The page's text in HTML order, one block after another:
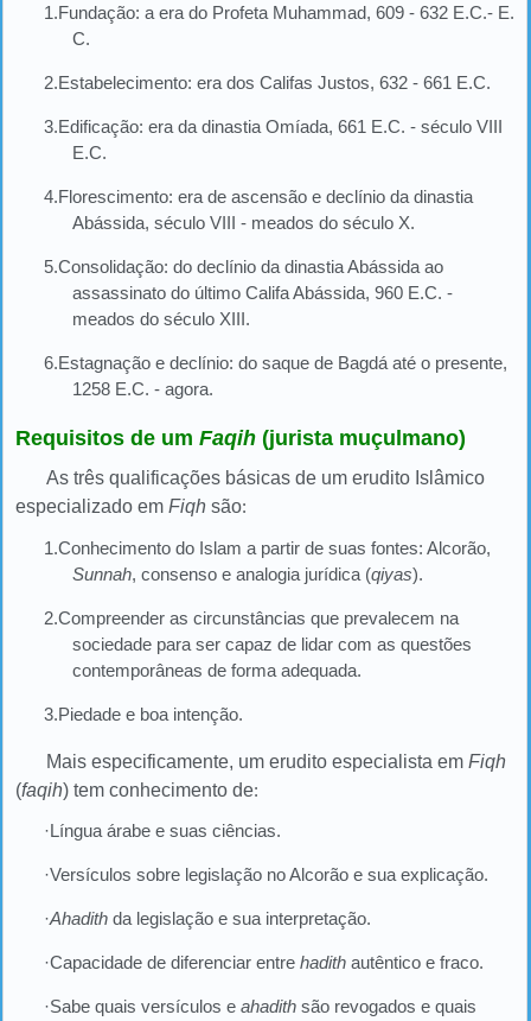
1.Fundação: a era do Profeta Muhammad, 609 - 632 E.C.- E.
C.
2.Estabelecimento: era dos Califas Justos, 632 - 661 E.C.
3.Edificação: era da dinastia Omíada, 661 E.C. - século VIII
E.C.
4.Florescimento: era de ascensão e declínio da dinastia
Abássida, século VIII - meados do século X.
5.Consolidação: do declínio da dinastia Abássida ao
assassinato do último Califa Abássida, 960 E.C. -
meados do século XIII.
6.Estagnação e declínio: do saque de Bagdá até o presente,
1258 E.C. - agora.
Requisitos de um Faqih (jurista muçulmano)
As três qualificações básicas de um erudito Islâmico
especializado em Fiqh são:
1.Conhecimento do Islam a partir de suas fontes: Alcorão,
Sunnah, consenso e analogia jurídica (qiyas).
2.Compreender as circunstâncias que prevalecem na
sociedade para ser capaz de lidar com as questões
contemporâneas de forma adequada.
3.Piedade e boa intenção.
Mais especificamente, um erudito especialista emFiqh
(faqih) tem conhecimento de:
·Língua árabe e suas ciências.
·Versículos sobre legislação no Alcorão e sua explicação.
·Ahadith da legislação e sua interpretação.
·Capacidade de diferenciar entre hadith autêntico e fraco.
·Sabe quais versículos e ahadith são revogados e quais